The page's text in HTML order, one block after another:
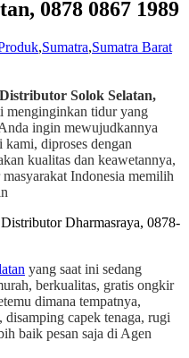
0878 0867 1989
,Sumatra,Sumatra Barat
Solok Selatan,
menginginkan tidur yang
ingin mewujudkannya
diproses dengan
kualitas dan keawetannya,
Indonesia memilih
yang saat ini sedang
berkualitas, gratis ongkir
dimana tempatnya,
capek tenaga, rugi
baik pesan saja di Agen